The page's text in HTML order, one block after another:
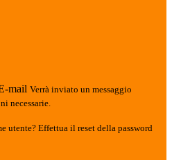
mail Verrà inviato un messaggio
necessarie.
utente? Effettua il reset della password